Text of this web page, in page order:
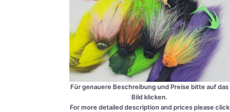
Für genaue­re Beschrei­bung und Prei­se bit­te auf das
Bild kli­cken.
For more detail­ed descrip­ti­on and pri­ces plea­se click